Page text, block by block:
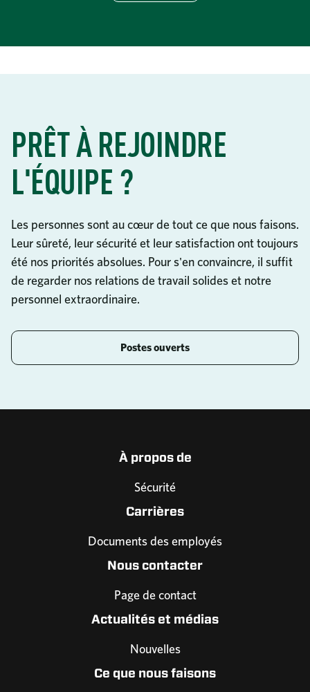
PRÊT À REJOINDRE
L'ÉQUIPE ?
Les personnes sont au cœur de tout ce que nous faisons.
Leur sûreté, leur sécurité et leur satisfaction ont toujours
été nos priorités absolues. Pour s'en convaincre, il suffit
de regarder nos relations de travail solides et notre
personnel extraordinaire.
Postes ouverts
À propos de
Sécurité
Carrières
Documents des employés
Nous contacter
Page de contact
Actualités et médias
Nouvelles
Ce que nous faisons